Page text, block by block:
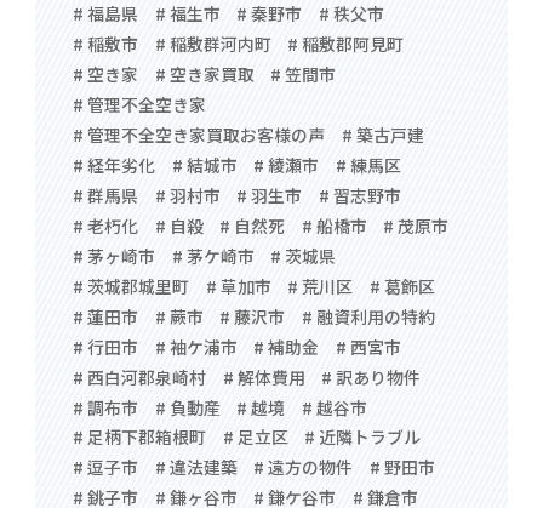
# 福島県
# 福生市 # 秦野市
# 秩父市
# 稲敷市
# 稲敷群河内町
# 稲敷郡阿見町
# 空き家
# 空き家買取
# 笠間市
# 管理不全空き家
# 管理不全空き家買取お客様の声
# 築古戸建
# 経年劣化
# 結城市 # 綾瀬市
# 練馬区
# 群馬県
# 羽村市 # 羽生市
# 習志野市
# 老朽化
# 自殺 # 自然死 # 船橋市
# 茂原市
# 茅ヶ崎市
# 茅ケ崎市
# 茨城県
# 茨城郡城里町
# 草加市 # 荒川区
# 葛飾区
# 蓮田市
# 蕨市 # 藤沢市
# 融資利用の特約
# 行田市
# 袖ケ浦市 # 補助金
# 西宮市
# 西白河郡泉崎村
# 解体費用
# 訳あり物件
# 調布市
# 負動産 # 越境
# 越谷市
# 足柄下郡箱根町
# 足立区
# 近隣トラブル
# 逗子市
# 違法建築 # 遠方の物件
# 野田市
# 銚子市
# 鎌ヶ谷市 # 鎌ケ谷市
# 鎌倉市